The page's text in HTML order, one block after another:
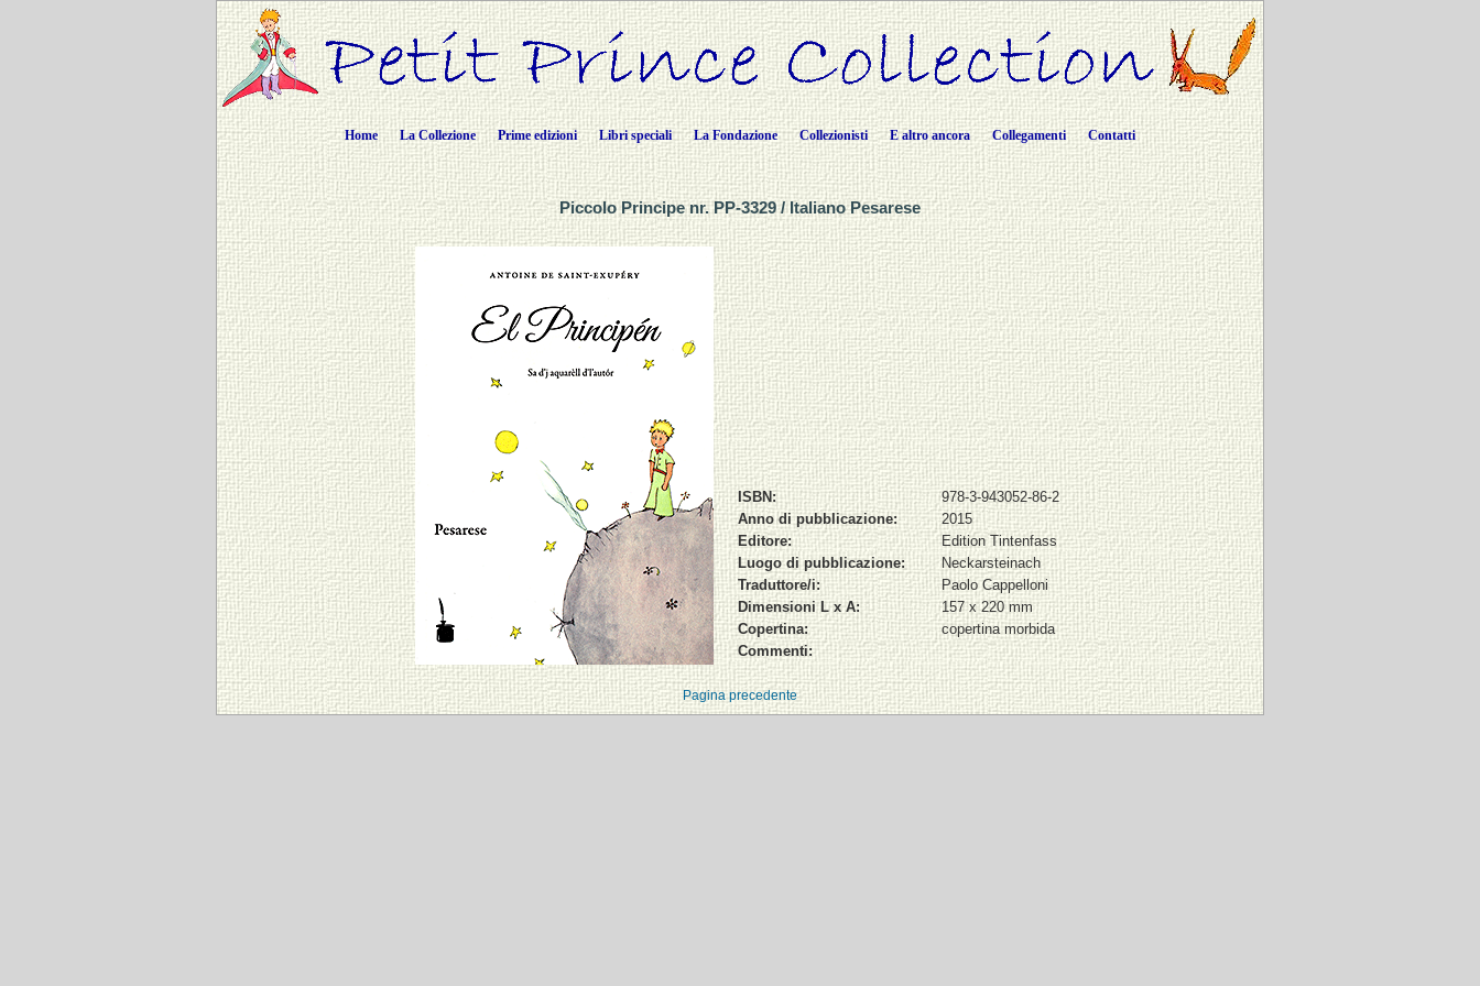
Home La Collezione Prime edizioni Libri speciali La Fondazione Collezionisti E altro ancora Collegamenti Contatti
Piccolo Principe nr. PP-3329 / Italiano Pesarese
ISBN:
978-3-943052-86-2
Anno di pubblicazione:
2015
Editore:
Edition Tintenfass
Luogo di pubblicazione:
Neckarsteinach
Traduttore/i:
Paolo Cappelloni
Dimensioni L x A:
157 x 220 mm
Copertina:
copertina morbida
Commenti:
Pagina precedente